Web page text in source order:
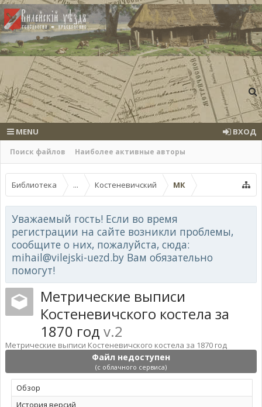
Поиск файлов Наиболее активные авторы
MENU ВХОД
Библиотека ... Костеневичский МК
Уважаемый гость! Если во время
регистрации на сайте возникли проблемы,
сообщите о них, пожалуйста, сюда:
mihail@vilejski-uezd.by Вам обязательно
помогут!
Файл недоступен
(с облачного сервиса)
Метрические выписи
Костеневичского костела за
1870 год v.2
Метрические выписи Костеневичского костела за 1870 год
Обзoр
История версий